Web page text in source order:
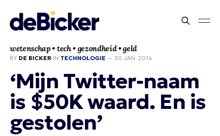
wetenschap • tech • gezondheid • geld
BY DE BICKER IN TECHNOLOGIE — 30 JAN. 2014
‘Mijn Twitter-naam
is $50K waard. En is
gestolen’